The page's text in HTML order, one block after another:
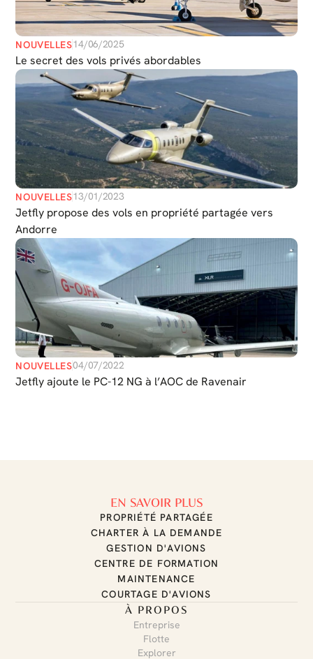
NOUVELLES14/06/2025
Le secret des vols privés abordables
NOUVELLES13/01/2023
Jetfly propose des vols en propriété partagée vers
Andorre
NOUVELLES04/07/2022
Jetfly ajoute le PC-12 NG à l’AOC de Ravenair
EN SAVOIR PLUS
PROPRIÉTÉ PARTAGÉE
CHARTER À LA DEMANDE
GESTION D'AVIONS
CENTRE DE FORMATION
MAINTENANCE
COURTAGE D'AVIONS
À PROPOS
Entreprise
Flotte
Explorer